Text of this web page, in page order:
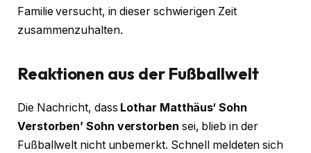
Familie versucht, in dieser schwierigen Zeit
zusammenzuhalten.
Reaktionen aus der Fußballwelt
Die Nachricht, dass Lothar Matthäus‘ Sohn
Verstorben’ Sohn verstorben sei, blieb in der
Fußballwelt nicht unbemerkt. Schnell meldeten sich